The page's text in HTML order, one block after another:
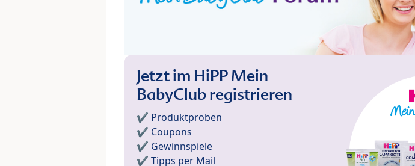
Jetzt im HiPP Mein
BabyClub registrieren
✔️ Produktproben
✔️ Coupons
✔️ Gewinnspiele
✔️ Tipps per Mail